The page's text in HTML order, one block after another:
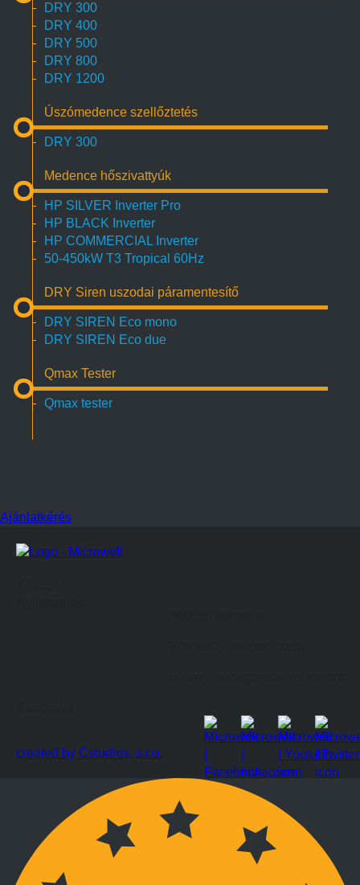
DRY 300
DRY 400
DRY 500
DRY 800
DRY 1200
Úszómedence szellőztetés
DRY 300
Medence hőszivattyúk
HP SILVER Inverter Pro
HP BLACK Inverter
HP COMMERCIAL Inverter
50-450kW T3 Tropical 60Hz
DRY Siren uszodai páramentesítő
DRY SIREN Eco mono
DRY SIREN Eco due
Qmax Tester
Qmax tester
Ajánlatkérés
created by Cstudios, s.r.o.